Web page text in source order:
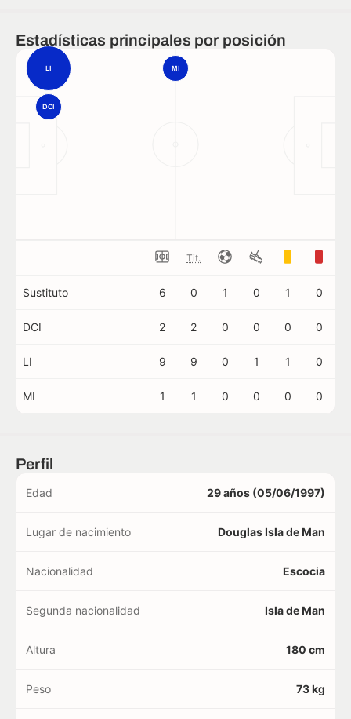
Estadísticas principales por posición
LI
DCI
MI
Tit.
Sustituto 6 0 1 0 1 0
DCI 2 2 0 0 0 0
LI 9 9 0 1 1 0
MI 1 1 0 0 0 0
Perfil
Edad 29 años (05/06/1997)
Lugar de nacimiento Douglas Isla de Man
Nacionalidad Escocia
Segunda nacionalidad Isla de Man
Altura 180 cm
Peso 73 kg